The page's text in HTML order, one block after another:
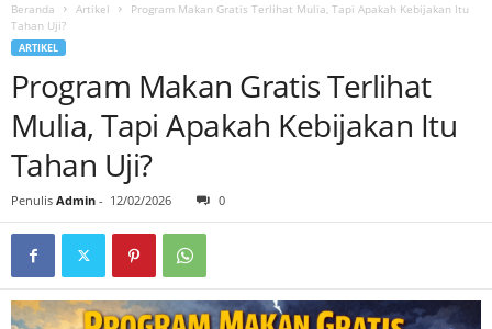
Beranda Artikel
Program Makan Gratis Terlihat Mulia, Tapi Apakah Kebijakan Itu
Tahan Uji?
ARTIKEL
Program Makan Gratis Terlihat
Mulia, Tapi Apakah Kebijakan Itu
Tahan Uji?
Penulis Admin - 12/02/2026 0